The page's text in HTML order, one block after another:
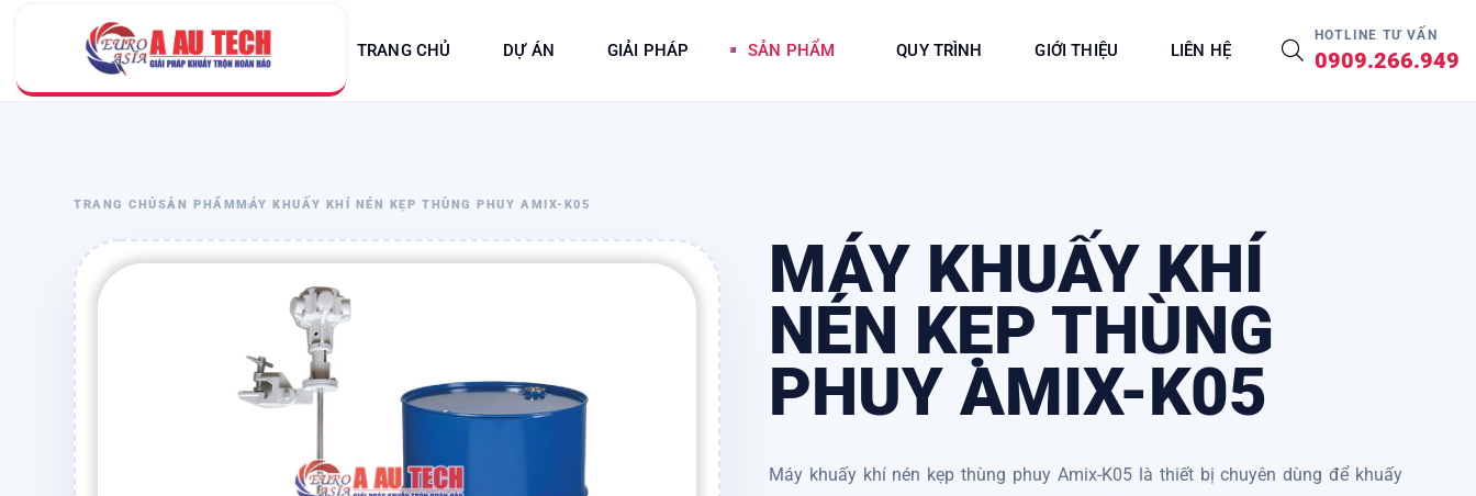
TRANG CHỦ DỰ ÁN GIẢI PHÁP SẢN PHẨM QUY TRÌNH GIỚI THIỆU LIÊN HỆ
HOTLINE TƯ VẤN
0909.266.949
TRANG CHỦSẢN PHẨMMÁY KHUẤY KHÍ NÉN KẸP THÙNG PHUY AMIX-K05
MÁY KHUẤY KHÍ
NÉN KẸP THÙNG
PHUY AMIX-K05
Máy khuấy khí nén kẹp thùng phuy Amix-K05 là thiết bị chuyên dùng để khuấy